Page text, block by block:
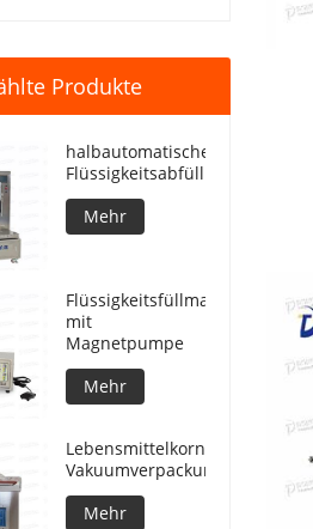
Produkte
halbautomatische
Flüssigkeitsabfüllmaschine
Mehr
Flüssigkeitsfüllmaschine
mit
Magnetpumpe
Mehr
Lebensmittelkorn-
Vakuumverpackungsmaschine
Mehr